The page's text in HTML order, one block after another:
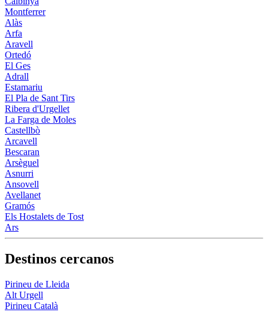
Montferrer
Alàs
Arfa
Aravell
Ortedó
El Ges
Adrall
Estamariu
El Pla de Sant Tirs
Ribera d'Urgellet
La Farga de Moles
Castellbò
Arcavell
Bescaran
Arsèguel
Asnurri
Ansovell
Avellanet
Gramós
Els Hostalets de Tost
Ars
Destinos cercanos
Pirineu de Lleida
Alt Urgell
Pirineu Català